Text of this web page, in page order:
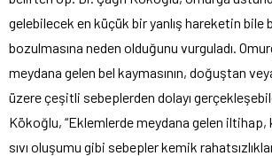
gelebilecek en küçük bir yanlış hareketin bile
bozulmasına neden olduğunu vurguladı.
meydana gelen bel kaymasının, doğuştan
üzere çeşitli sebeplerden dolayı
Kökoğlu, “Eklemlerde meydana gelen iltihap,
sıvı oluşumu gibi sebepler kemik